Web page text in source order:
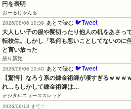
円を表明
おーるじゃんる
2026/08/06 10:39
あとで読む 🐦Tweet
大人しい子の服や髪切ったり他人の机をあさっ
転校生。しかし「私何も悪いことしてないのに
と言い放った
怒り新党
2026/08/06 13:40
あとで読む 🐦Tweet
【驚愕】なろう系の錬金術師が凄すぎるｗｗ
れ…もしかして錬金術師は…
デジタルニューススレッド
2026/08/13 まで！